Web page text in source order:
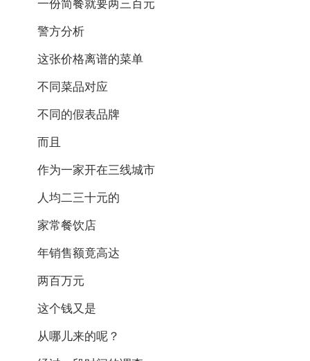
一份简餐就要两三百元
警方分析
这张价格离谱的菜单
不同菜品对应
不同的假表品牌
而且
作为一家开在三线城市
人均二三十元的
家常餐饮店
年销售额竟高达
两百万元
这个钱又是
从哪儿来的呢？